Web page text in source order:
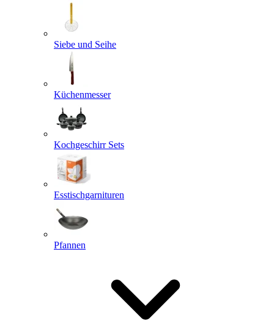
Siebe und Seihe
Küchenmesser
Kochgeschirr Sets
Esstischgarnituren
Pfannen